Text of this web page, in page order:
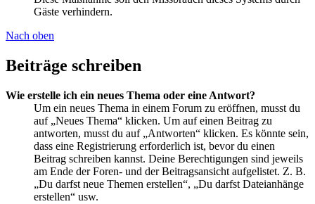
Gäste verhindern.
Nach oben
Beiträge schreiben
Wie erstelle ich ein neues Thema oder eine Antwort?
Um ein neues Thema in einem Forum zu eröffnen, musst du
auf „Neues Thema“ klicken. Um auf einen Beitrag zu
antworten, musst du auf „Antworten“ klicken. Es könnte sein,
dass eine Registrierung erforderlich ist, bevor du einen
Beitrag schreiben kannst. Deine Berechtigungen sind jeweils
am Ende der Foren- und der Beitragsansicht aufgelistet. Z. B.
„Du darfst neue Themen erstellen“, „Du darfst Dateianhänge
erstellen“ usw.